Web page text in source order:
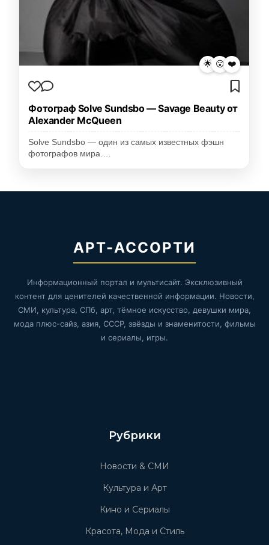
🌟 😮 ❤️
Фотограф Solve Sundsbo — Savage Beauty от
Alexander McQueen
Solve Sundsbo — один из самых известных фэшн
фотографов мира.…
АРТ-АССОРТИ
Информационный портал и мультисайт. Эксклюзивный
контент для ценителей качественной информации. Новости,
СМИ, культура, СПб, арт, тёмное искусство, девушки мира,
мода плюс-сайз, азия, СССР, звёзды и знаменитости, фильмы
и сериалы, игры.
Рубрики
Новости & СМИ
Культура и Арт
Кино и Сериалы
Красота, Мода и Стиль